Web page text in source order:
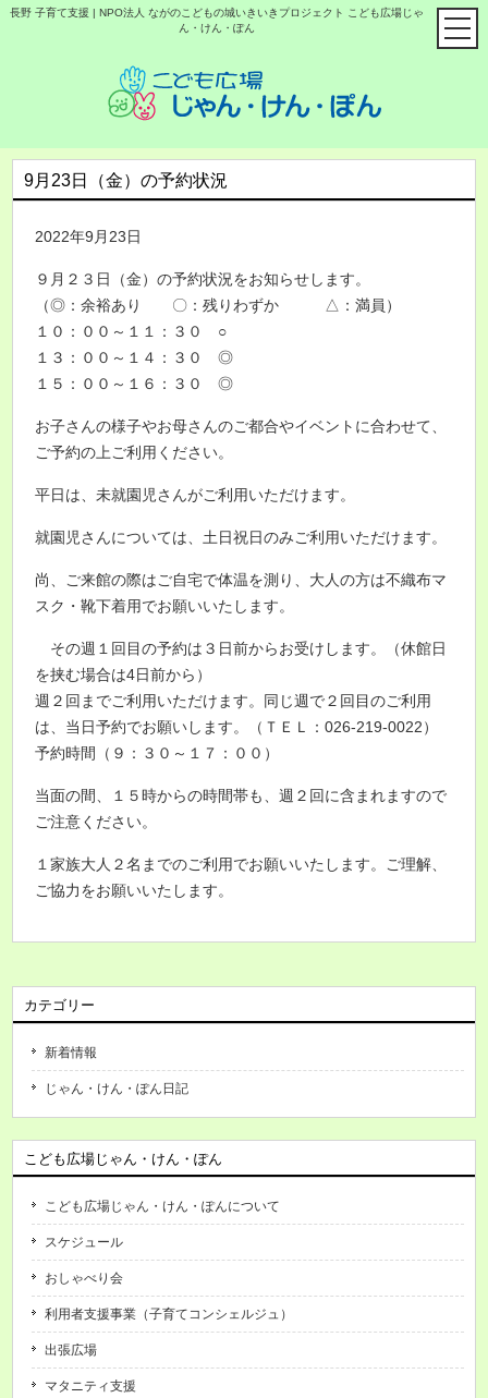
長野 子育て支援 | NPO法人 ながのこどもの城いきいきプロジェクト こども広場じゃ
ん・けん・ぽん
9月23日（金）の予約状況
2022年9月23日
９月２３日（金）の予約状況をお知らせします。
（◎：余裕あり 〇：残りわずか △：満員）
１０：００～１１：３０ ○
１３：００～１４：３０ ◎
１５：００～１６：３０ ◎
お子さんの様子やお母さんのご都合やイベントに合わせて、
ご予約の上ご利用ください。
平日は、未就園児さんがご利用いただけます。
就園児さんについては、土日祝日のみご利用いただけます。
尚、ご来館の際はご自宅で体温を測り、大人の方は不織布マ
スク・靴下着用でお願いいたします。
その週１回目の予約は３日前からお受けします。（休館日
を挟む場合は4日前から）
週２回までご利用いただけます。同じ週で２回目のご利用
は、当日予約でお願いします。（ＴＥＬ：026-219-0022）
予約時間（９：３０～１７：００）
当面の間、
１５時からの時間帯も、週２回に含まれますので
ご注意ください。
１家族大人２名までのご利用でお願いいたします。ご理解、
ご協力をお願いいたします。
カテゴリー
新着情報
じゃん・けん・ぽん日記
こども広場じゃん・けん・ぽん
こども広場じゃん・けん・ぽんについて
スケジュール
おしゃべり会
利用者支援事業（子育てコンシェルジュ）
出張広場
マタニティ支援